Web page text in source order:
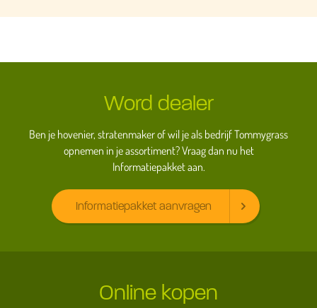
Word dealer
Ben je hovenier, stratenmaker of wil je als bedrijf Tommygrass
opnemen in je assortiment? Vraag dan nu het
Informatiepakket aan.
Informatiepakket aanvragen
Online kopen